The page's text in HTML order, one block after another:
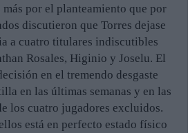
por el planteamiento que por
discutieron que Torres dejase
a cuatro titulares indiscutibles
Rosales, Higinio y Joselu. El
en el tremendo desgaste
en las últimas semanas y en las
los cuatro jugadores excluidos.
está en perfecto estado físico